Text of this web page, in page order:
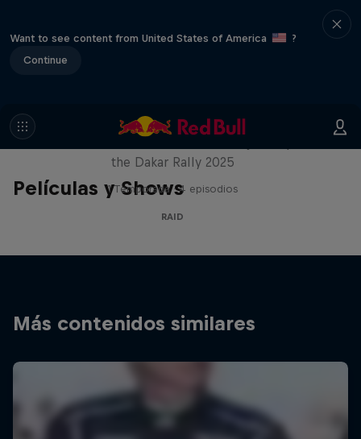
Want to see content from United States of America
?
Continue
Películas y Shows
Journey to Dakar
the Dakar Rally 2025
1 Temporada · 4 episodios
RAID
Más contenidos similares